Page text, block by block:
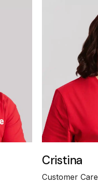
Cristina
Customer Care